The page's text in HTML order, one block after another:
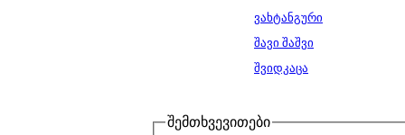
ვახტანგური
შავი შაშვი
შვიდკაცა
შემთხვევითები